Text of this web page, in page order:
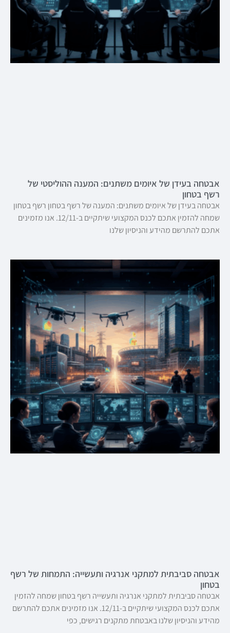
אבטחה בעידן של איומים משתנים: המענה ההוליסטי של
רשף בטחון
אבטחה בעידן של איומים משתנים: המענה של רשף בטחון רשף בטחון
שמחה להזמין אתכם לכנס המקצועי שיתקיים ב-12/11. אנו מזמינים
אתכם להתרשם מהידע והניסיון שלנו
אבטחה סביבתית למתקני אנרגיה ותעשייה: התמחות של רשף
בטחון
אבטחה סביבתית למתקני אנרגיה ותעשייה רשף בטחון שמחה להזמין
אתכם לכנס המקצועי שיתקיים ב-12/11. אנו מזמינים אתכם להתרשם
מהידע והניסיון שלנו באבטחת מתקנים רגישים, כפי